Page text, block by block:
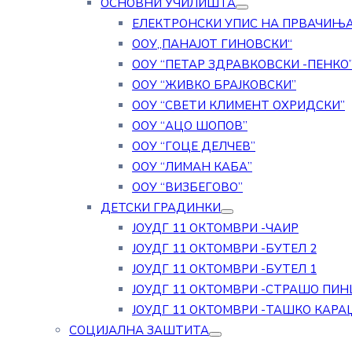
ОСНОВНИ УЧИЛИШТА
ЕЛЕКТРОНСКИ УПИС НА
ООУ„ПАНАЈОТ ГИНОВСКИ“
ООУ “ПЕТАР ЗДРАВКОВСКИ -ПЕНКО”
ООУ “ЖИВКО БРАЈКОВСКИ”
ООУ “СВЕТИ КЛИМЕНТ ОХРИДСКИ”
ООУ “АЦО ШОПОВ”
ООУ “ГОЦЕ ДЕЛЧЕВ”
ООУ “ЛИМАН КАБА”
ООУ “ВИЗБЕГОВО”
ДЕТСКИ ГРАДИНКИ
ЈОУДГ 11 ОКТОМВРИ -ЧАИР
ЈОУДГ 11 ОКТОМВРИ -БУТЕЛ 2
ЈОУДГ 11 ОКТОМВРИ -БУТЕЛ 1
ЈОУДГ 11 ОКТОМВРИ -СТРАШО
ЈОУДГ 11 ОКТОМВРИ -ТАШКО
СОЦИЈАЛНА ЗАШТИТА